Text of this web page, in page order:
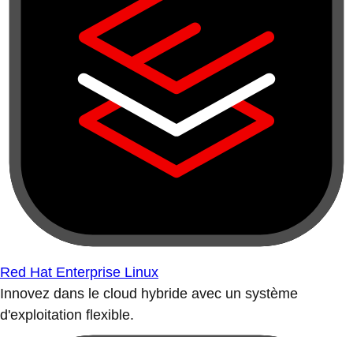
Red Hat Enterprise Linux
Innovez dans le cloud hybride avec un système
d'exploitation flexible.